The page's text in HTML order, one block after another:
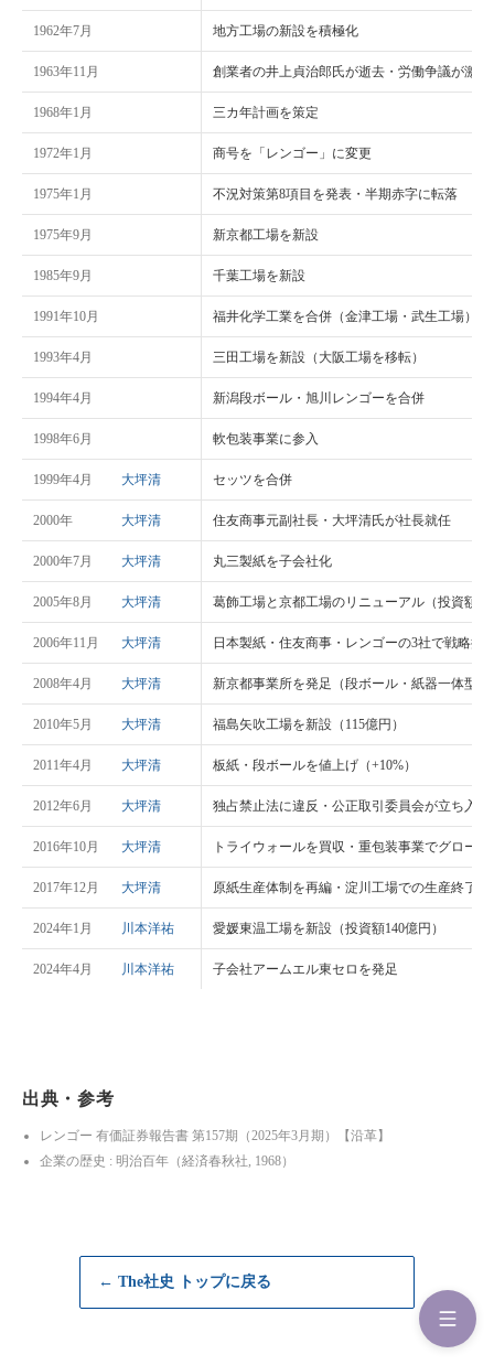
1962年7月 地方工場の新設を積極化
1963年11月 創業者の井上貞治郎氏が逝去・労働争議が激化
1968年1月 三カ年計画を策定
1972年1月 商号を「レンゴー」に変更
1975年1月 不況対策第8項目を発表・半期赤字に転落
1975年9月 新京都工場を新設
1985年9月 千葉工場を新設
1991年10月 福井化学工業を合併（金津工場・武生工場）
1993年4月 三田工場を新設（大阪工場を移転）
1994年4月 新潟段ボール・旭川レンゴーを合併
1998年6月 軟包装事業に参入
1999年4月 大坪清 セッツを合併
2000年 大坪清 住友商事元副社長・大坪清氏が社長就任
2000年7月 大坪清 丸三製紙を子会社化
2005年8月 大坪清 葛飾工場と京都工場のリニューアル（投資額60
2006年11月 大坪清 日本製紙・住友商事・レンゴーの3社で戦略提
2008年4月 大坪清 新京都事業所を発足（段ボール・紙器一体型工
2010年5月 大坪清 福島矢吹工場を新設（115億円）
2011年4月 大坪清 板紙・段ボールを値上げ（+10%）
2012年6月 大坪清 独占禁止法に違反・公正取引委員会が立ち入り
2016年10月 大坪清 トライウォールを買収・重包装事業でグロー
2017年12月 大坪清 原紙生産体制を再編・淀川工場での生産終了
2024年1月 川本洋祐 愛媛東温工場を新設（投資額140億円）
2024年4月 川本洋祐 子会社アームエル東セロを発足
出典・参考
レンゴー 有価証券報告書 第157期（2025年3月期）【沿革】
企業の歴史 : 明治百年（経済春秋社, 1968）
← The社史 トップに戻る